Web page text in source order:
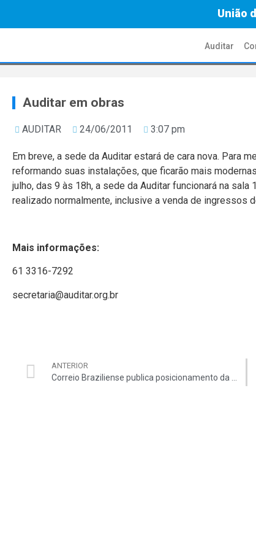
União
Auditar
Auditar em obras
AUDITAR 24/06/2011 3:07 pm
Em breve, a sede da Auditar estará de cara nova. Para
reformando suas instalações, que ficarão mais
julho, das 9 às 18h, a sede da Auditar funcionará na
realizado normalmente, inclusive a venda de ingressos
Mais informações:
61 3316-7292
secretaria@auditar.org.br
ANTERIOR
Correio Braziliense publica posicionamento da Auditar contra declarações atribuídas a Procurador-geral do MP junto ao TCU